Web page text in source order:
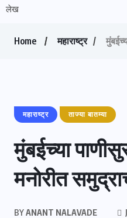
लेख
Home महाराष्ट्र
महाराष्ट्र ताज्या बातम्या
मुंबईच्या
मनोरीत
BYANANT NALAVADE